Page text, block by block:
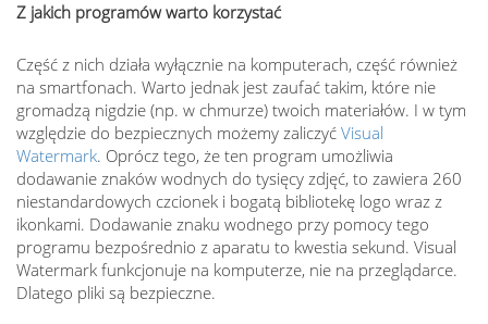
Z jakich programów warto korzystać
Część z nich działa wyłącznie na komputerach, część również
na smartfonach. Warto jednak jest zaufać takim, które nie
gromadzą nigdzie (np. w chmurze) twoich materiałów. I w tym
względzie do bezpiecznych możemy zaliczyć Visual
Watermark. Oprócz tego, że ten program umożliwia
dodawanie znaków wodnych do tysięcy zdjęć, to zawiera 260
niestandardowych czcionek i bogatą bibliotekę logo wraz z
ikonkami. Dodawanie znaku wodnego przy pomocy tego
programu bezpośrednio z aparatu to kwestia sekund. Visual
Watermark funkcjonuje na komputerze, nie na przeglądarce.
Dlatego pliki są bezpieczne.